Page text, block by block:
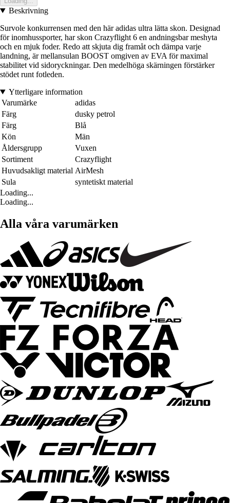
Beskrivning
Survole konkurrensen med den här adidas ultra lätta skon. Designad
för inomhussporter, har skon Crazyflight 6 en andningsbar meshyta
och en mjuk foder. Redo att skjuta dig framåt och dämpa varje
landning, är mellansulan BOOST omgiven av EVA för maximal
stabilitet vid sidoryckningar. Den medelhöga skärningen förstärker
stödet runt fotleden.
Ytterligare information
Varumärke
adidas
Färg
dusky petrol
Färg
Blå
Kön
Män
Åldersgrupp
Vuxen
Sortiment
Crazyflight
Huvudsakligt material AirMesh
Sula
syntetiskt material
Loading...
Loading...
Alla våra varumärken